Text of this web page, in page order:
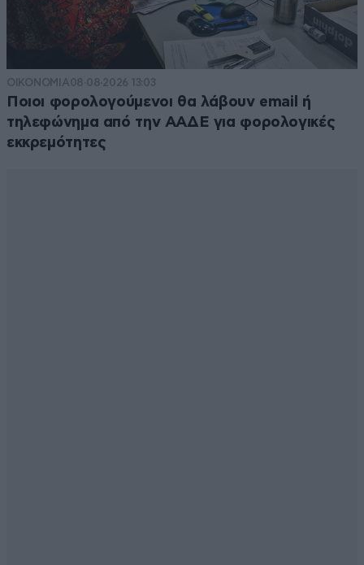
ΟΙΚΟΝΟΜΙΑ08·08·2026 13:03
Ποιοι φορολογούμενοι θα λάβουν email ή
τηλεφώνημα από την ΑΑΔΕ για φορολογικές
εκκρεμότητες